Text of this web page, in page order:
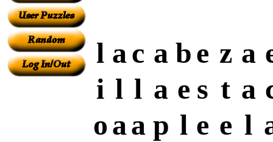
l ac a be z a
i l l a e s t a
oaa p l e e l